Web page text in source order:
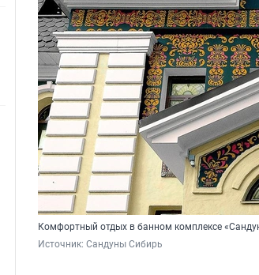
Комфортный отдых в банном комплексе
Источник: Сандуны Сибирь